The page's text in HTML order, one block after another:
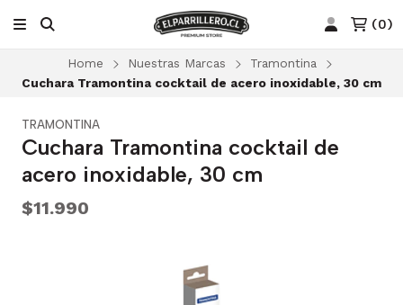
(0)
Home Nuestras Marcas
Tramontina
Cuchara Tramontina cocktail de acero inoxidable, 30 cm
TRAMONTINA
Cuchara Tramontina cocktail de
acero inoxidable, 30 cm
$11.990